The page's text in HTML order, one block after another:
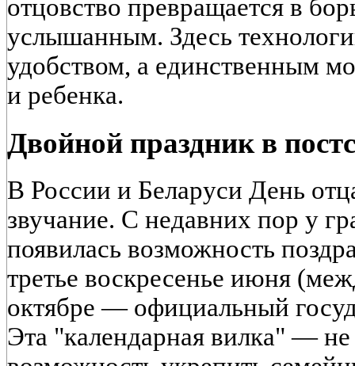
отцовство превращается в
услышанным. Здесь
удобством, а единственным
и ребенка.
Двойной праздник в
В России и Беларуси День
звучание. С недавних пор у
появилась возможность
третье воскресенье июня
октябре — официальный
Эта "календарная вилка" —